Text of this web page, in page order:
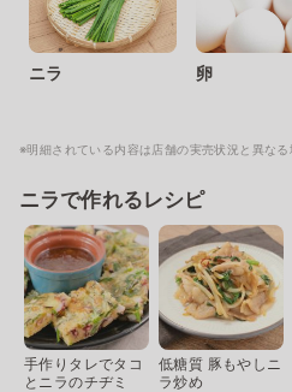
ニラ 卵
※明細されている内容は店舗の実売状況と異なる
ニラで作れるレシピ
手作りタレでタコ
とニラのチヂミ
低糖質 豚もやしニ
ラ炒め